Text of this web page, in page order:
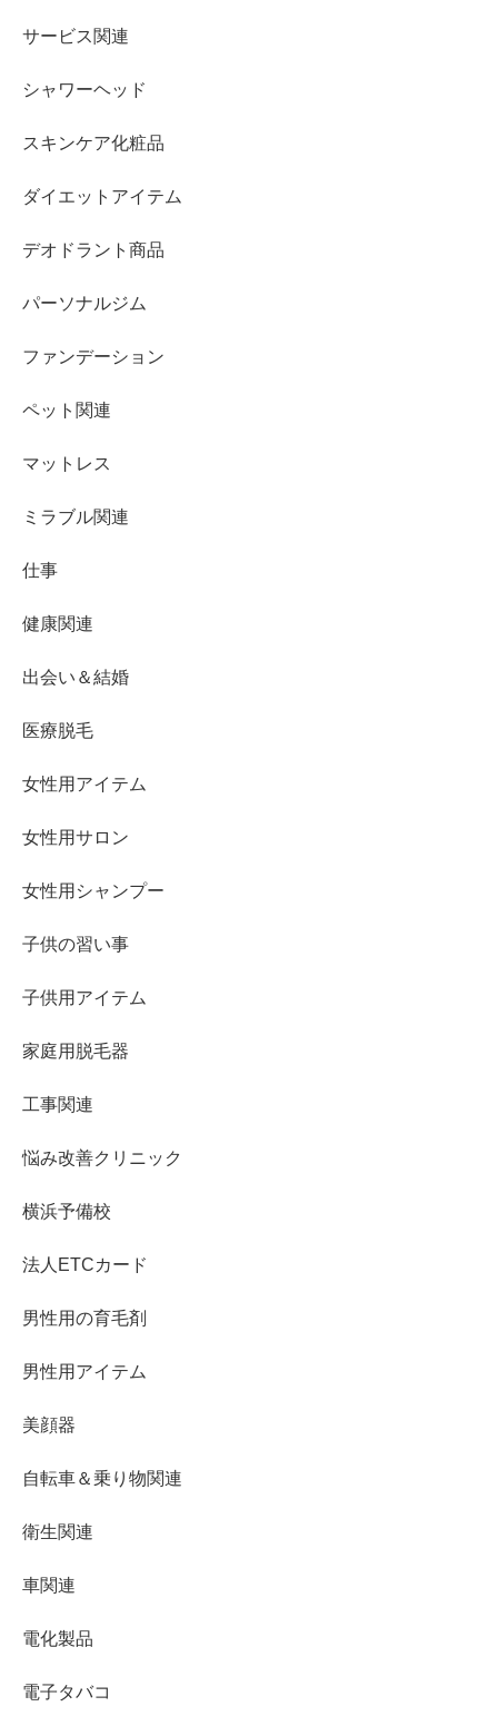
サービス関連
シャワーヘッド
スキンケア化粧品
ダイエットアイテム
デオドラント商品
パーソナルジム
ファンデーション
ペット関連
マットレス
ミラブル関連
仕事
健康関連
出会い＆結婚
医療脱毛
女性用アイテム
女性用サロン
女性用シャンプー
子供の習い事
子供用アイテム
家庭用脱毛器
工事関連
悩み改善クリニック
横浜予備校
法人ETCカード
男性用の育毛剤
男性用アイテム
美顔器
自転車＆乗り物関連
衛生関連
車関連
電化製品
電子タバコ